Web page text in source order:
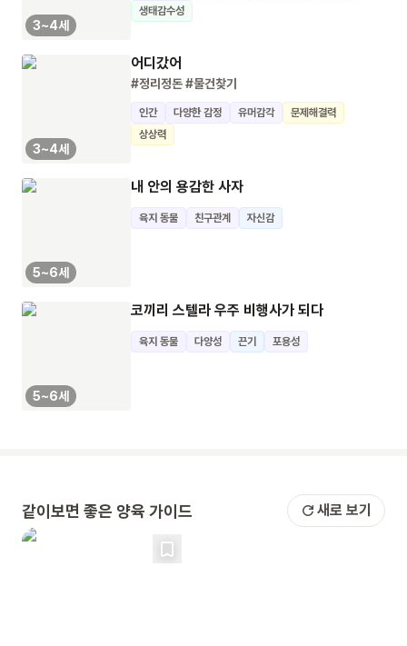
3~4세
생태감수성
3~4세
어디갔어
#정리정돈#물건찾기
인간 다양한 감정 유머감각
문제해결력
상상력
5~6세
내 안의 용감한 사자
육지 동물 친구관계 자신감
5~6세
코끼리 스텔라 우주 비행사가 되다
육지 동물 다양성 끈기 포용성
같이보면 좋은 양육 가이드 새로 보기